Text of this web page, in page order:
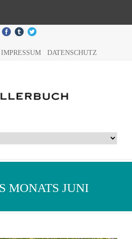
IMPRESSUM DATENSCHUTZ
MONATS JUNI